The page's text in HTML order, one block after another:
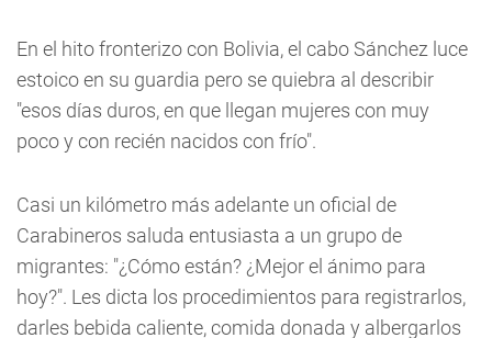
En el hito fronterizo con Bolivia, el cabo Sánchez luce
estoico en su guardia pero se quiebra al describir
"esos días duros, en que llegan mujeres con muy
poco y con recién nacidos con frío".
Casi un kilómetro más adelante un oficial de
Carabineros saluda entusiasta a un grupo de
migrantes: "¿Cómo están? ¿Mejor el ánimo para
hoy?". Les dicta los procedimientos para registrarlos,
darles bebida caliente, comida donada y albergarlos